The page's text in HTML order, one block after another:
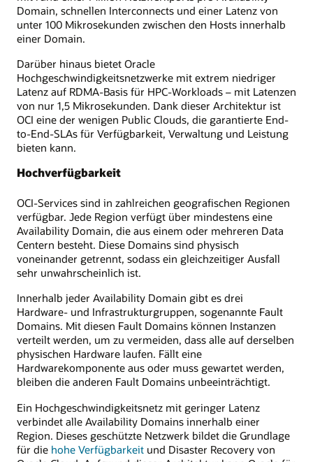
Domain, schnellen Interconnects und einer Latenz von
unter 100 Mikrosekunden zwischen den Hosts innerhalb
einer Domain.
Darüber hinaus bietet Oracle
Hochgeschwindigkeitsnetzwerke mit extrem niedriger
Latenz auf RDMA-Basis für HPC-Workloads – mit Latenzen
von nur 1,5 Mikrosekunden. Dank dieser Architektur ist
OCI eine der wenigen Public Clouds, die garantierte End-
to-End-SLAs für Verfügbarkeit, Verwaltung und Leistung
bieten kann.
Hochverfügbarkeit
OCI-Services sind in zahlreichen geografischen Regionen
verfügbar. Jede Region verfügt über mindestens eine
Availability Domain, die aus einem oder mehreren Data
Centern besteht. Diese Domains sind physisch
voneinander getrennt, sodass ein gleichzeitiger Ausfall
sehr unwahrscheinlich ist.
Innerhalb jeder Availability Domain gibt es drei
Hardware- und Infrastrukturgruppen, sogenannte Fault
Domains. Mit diesen Fault Domains können Instanzen
verteilt werden, um zu vermeiden, dass alle auf derselben
physischen Hardware laufen. Fällt eine
Hardwarekomponente aus oder muss gewartet werden,
bleiben die anderen Fault Domains unbeeinträchtigt.
Ein Hochgeschwindigkeitsnetz mit geringer Latenz
verbindet alle Availability Domains innerhalb einer
Region. Dieses geschützte Netzwerk bildet die Grundlage
für die hohe Verfügbarkeit und Disaster Recovery von